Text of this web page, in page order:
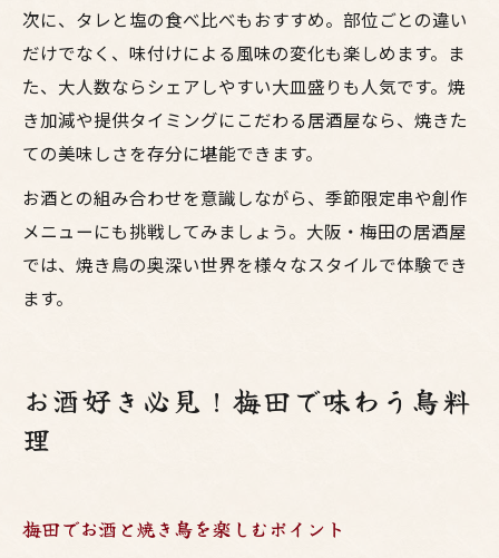
次に、タレと塩の食べ比べもおすすめ。部位ごとの違い
だけでなく、味付けによる風味の変化も楽しめます。ま
た、大人数ならシェアしやすい大皿盛りも人気です。焼
き加減や提供タイミングにこだわる居酒屋なら、焼きた
ての美味しさを存分に堪能できます。
お酒との組み合わせを意識しながら、季節限定串や創作
メニューにも挑戦してみましょう。大阪・梅田の居酒屋
では、焼き鳥の奥深い世界を様々なスタイルで体験でき
ます。
お酒好き必見！梅田で味わう鳥料
理
梅田でお酒と焼き鳥を楽しむポイント